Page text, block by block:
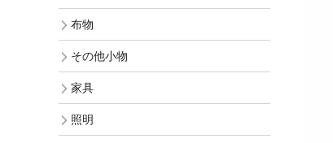
布物
その他小物
家具
照明